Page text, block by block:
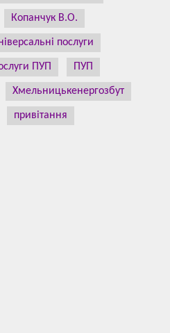
Копанчук В.О.
послуги
ПУП ПУП
Хмельницькенергозбут
привітання